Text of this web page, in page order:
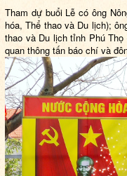
Tham dự buổi Lễ có ông
hóa, Thể thao và Du lịch);
thao và Du lịch tỉnh Phú
quan thông tấn báo chí và